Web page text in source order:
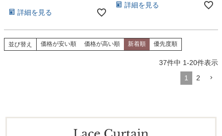
詳細を見る
詳細を見る
並び替え 価格が安い順 価格が高い順 新着順 優先度順
37件中 1-20件表示
1
2